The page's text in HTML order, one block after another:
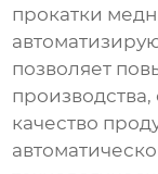
прокатки
позволяет
производства,
качество